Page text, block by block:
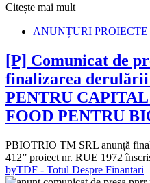
Citește mai mult
ANUNȚURI
[P] Comunicat de
finalizarea
PENTRU
FOOD PENTRU
PBIOTRIO TM SRL anunță
412” proiect nr. RUE 1972
byTDF - Totul Despre Finantari